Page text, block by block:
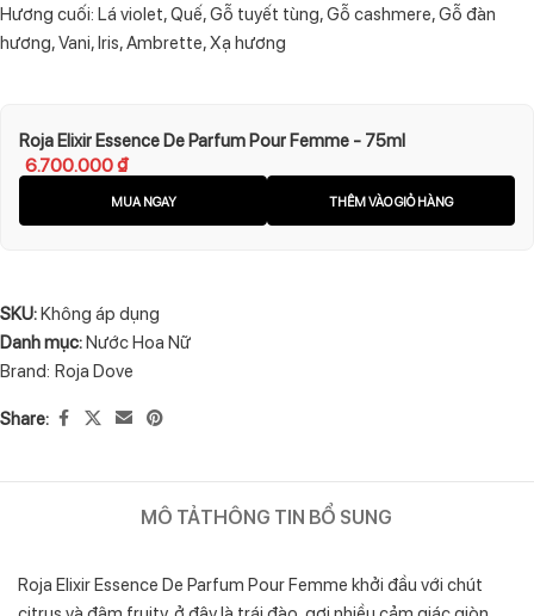
Hương cuối: Lá violet, Quế, Gỗ tuyết tùng, Gỗ cashmere, Gỗ đàn
hương, Vani, Iris, Ambrette, Xạ hương
Roja Elixir Essence De Parfum Pour Femme - 75ml
6.700.000₫
MUA NGAY THÊM VÀO GIỎ HÀNG
SKU:Không áp dụng
Danh mục:Nước Hoa Nữ
Brand: Roja Dove
Share:
MÔ TẢTHÔNG TIN BỔ SUNG
Roja Elixir Essence De Parfum Pour Femme khởi đầu với chút